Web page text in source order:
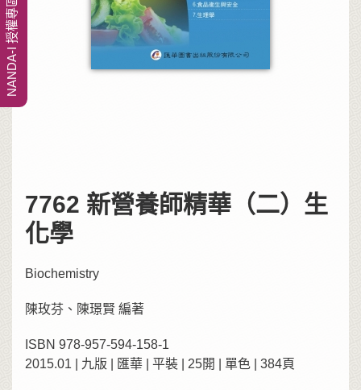
7762 新營養師精華（二）生
化學
Biochemistry
陳玫芬、陳璟賢 編著
ISBN 978-957-594-158-1
2015.01 | 九版 | 匯華 | 平裝 | 25開 | 單色 | 384頁
NANDA-I 授權專區